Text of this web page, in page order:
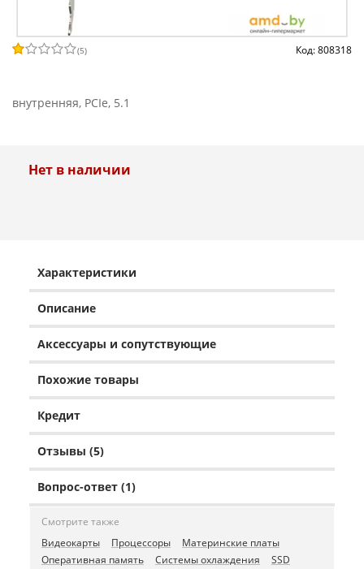
(5) Код: 808318
внутренняя, PCIe, 5.1
Нет в наличии
Характеристики
Описание
Аксессуары и сопутствующие
Похожие товары
Кредит
Отзывы (5)
Вопрос-ответ (1)
Смотрите также
Видеокарты
Процессоры
Материнские платы
Оперативная память
Системы охлаждения
SSD